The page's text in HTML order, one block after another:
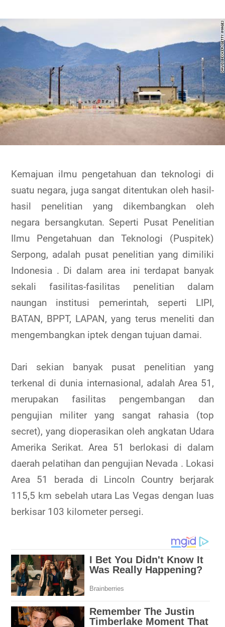
Kemajuan ilmu pengetahuan dan teknologi di
suatu negara, juga sangat ditentukan oleh hasil-
hasil penelitian yang dikembangkan oleh
negara bersangkutan. Seperti Pusat Penelitian
Ilmu Pengetahuan dan Teknologi (Puspitek)
Serpong, adalah pusat penelitian yang dimiliki
Indonesia . Di dalam area ini terdapat banyak
sekali fasilitas-fasilitas penelitian dalam
naungan institusi pemerintah, seperti LIPI,
BATAN, BPPT, LAPAN, yang terus meneliti dan
mengembangkan iptek dengan tujuan damai.
Dari sekian banyak pusat penelitian yang
terkenal di dunia internasional, adalah Area 51,
merupakan fasilitas pengembangan dan
pengujian militer yang sangat rahasia (top
secret), yang dioperasikan oleh angkatan Udara
Amerika Serikat. Area 51 berlokasi di dalam
daerah pelatihan dan pengujian Nevada . Lokasi
Area 51 berada di Lincoln Country berjarak
115,5 km sebelah utara Las Vegas dengan luas
berkisar 103 kilometer persegi.